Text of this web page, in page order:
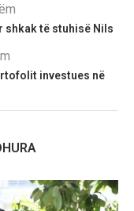
shkak të stuhisë Nils
investues në